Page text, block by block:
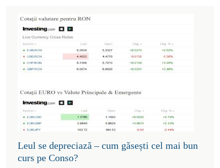
Leul se depreciază – cum găsești cel mai bun
curs pe Conso?